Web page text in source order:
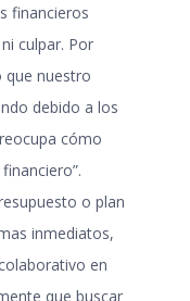
financieros
culpar. Por
que nuestro
debido a los
cómo
o plan
inmediatos,
en
que buscar